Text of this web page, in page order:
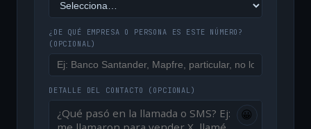
¿DE QUÉ EMPRESA O PERSONA ES ESTE NÚMERO?
(OPCIONAL)
DETALLE DEL CONTACTO (OPCIONAL)
😀